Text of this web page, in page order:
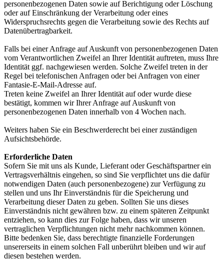
personenbezogenen Daten sowie auf Berichtigung oder Löschung
oder auf Einschränkung der Verarbeitung oder eines
Widerspruchsrechts gegen die Verarbeitung sowie des Rechts auf
Datenübertragbarkeit.
Falls bei einer Anfrage auf Auskunft von personenbezogenen Daten
vom Verantwortlichen Zweifel an Ihrer Identität auftreten, muss Ihre
Identität ggf. nachgewiesen werden. Solche Zweifel treten in der
Regel bei telefonischen Anfragen oder bei Anfragen von einer
Fantasie-E-Mail-Adresse auf.
Treten keine Zweifel an Ihrer Identität auf oder wurde diese
bestätigt, kommen wir Ihrer Anfrage auf Auskunft von
personenbezogenen Daten innerhalb von 4 Wochen nach.
Weiters haben Sie ein Beschwerderecht bei einer zuständigen
Aufsichtsbehörde.
Erforderliche Daten
Sofern Sie mit uns als Kunde, Lieferant oder Geschäftspartner ein
Vertragsverhältnis eingehen, so sind Sie verpflichtet uns die dafür
notwendigen Daten (auch personenbezogene) zur Verfügung zu
stellen und uns Ihr Einverständnis für die Speicherung und
Verarbeitung dieser Daten zu geben. Sollten Sie uns dieses
Einverständnis nicht gewähren bzw. zu einem späteren Zeitpunkt
entziehen, so kann dies zur Folge haben, dass wir unseren
vertraglichen Verpflichtungen nicht mehr nachkommen können.
Bitte bedenken Sie, dass berechtigte finanzielle Forderungen
unsererseits in einem solchen Fall unberührt bleiben und wir auf
diesen bestehen werden.